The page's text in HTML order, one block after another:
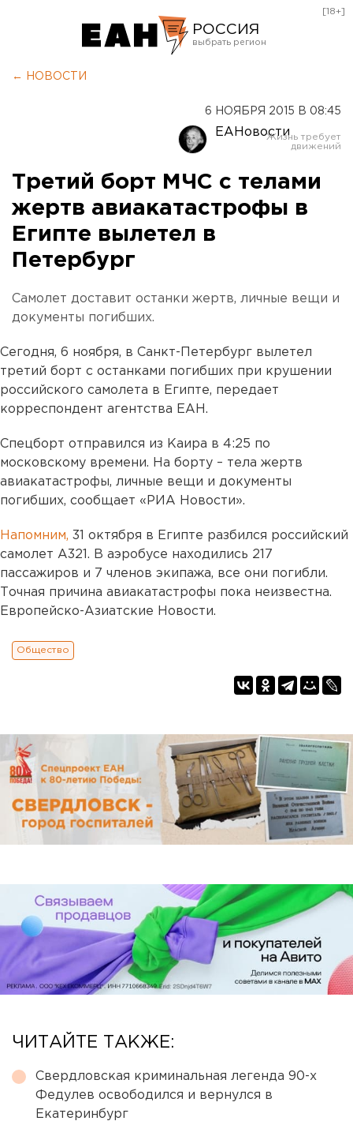
РОССИЯ
Оренбург
[18+]
← НОВОСТИ
6 НОЯБРЯ 2015 В 08:45
ЕАНовости
Третий борт МЧС с телами
жертв авиакатастрофы в
Египте вылетел в
Петербург
Самолет доставит останки жертв, личные вещи и
документы погибших.
Сегодня, 6 ноября, в Санкт-Петербург вылетел
третий борт с останками погибших при крушении
российского самолета в Египте, передает
корреспондент агентства ЕАН.
Спецборт отправился из Каира в 4:25 по
московскому времени. На борту – тела жертв
авиакатастрофы, личные вещи и документы
погибших, сообщает «РИА Новости».
Напомним, 31 октября в Египте разбился российский
самолет А321. В аэробусе находились 217
пассажиров и 7 членов экипажа, все они погибли.
Точная причина авиакатастрофы пока неизвестна.
Европейско-Азиатские Новости.
Общество
ЧИТАЙТЕ ТАКЖЕ:
Свердловская криминальная легенда 90-х
Федулев освободился и вернулся в
Екатеринбург